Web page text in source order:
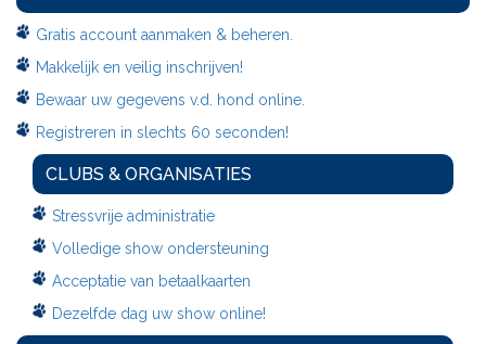
Gratis account aanmaken & beheren.
Makkelijk en veilig inschrijven!
Bewaar uw gegevens v.d. hond online.
Registreren in slechts 60 seconden!
CLUBS & ORGANISATIES
Stressvrije administratie
Volledige show ondersteuning
Acceptatie van betaalkaarten
Dezelfde dag uw show online!